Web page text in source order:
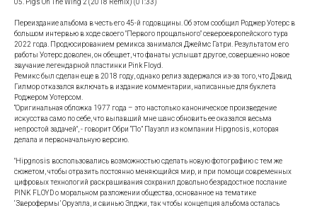
05. Pigs On The Wing 2 (2018 Remix) (01:33)
Переиздание альбома в честь его 45-й годовщины. Об этом сообщил Роджер Уотерс в
большом интервью в ходе своего "Первого прощального" североевропейского тура
2022 года. Продюсированием ремикса занимался Джеймс Гатри. Результатом его
работы Уотерс доволен, он обещает, что фанаты услышат другое, совершенно новое
звучание легендарной пластинки Pink Floyd.
Ремикс был сделан еще в 2018 году, однако релиз задержался из-за того, что Дэвид
Гилмор отказался включать в издание комментарии, написанные для буклета
Роджером Уотерсом.
“Оригинальная обложка 1977 года – это настолько каноническое произведение
искусства само по себе, что выпавший мне шанс обновить ее оказался весьма
непростой задачей", - говорит Обри “По” Пауэлл из компании Hipgnosis, которая
делала и первоначальную версию.
"Hipgnosis воспользовались возможностью сделать новую фотографию с тем же
сюжетом, чтобы отразить постоянно меняющийся мир, и при помощи современных
цифровых технологий раскрашивания сохранил довольно безрадостное послание
PINK FLOYD о моральном разложении общества, основанное на тематике
‘Зверофермы’ Оруэлла, и свинью Элджи, так чтобы концепция альбома осталась